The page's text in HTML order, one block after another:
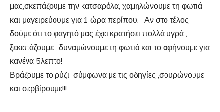
μας,σκεπάζουμε την κατσαρόλα, χαμηλώνουμε τη φωτιά
και μαγειρεύουμε για 1 ώρα περίπου. Αν στο τέλος
δούμε ότι το φαγητό μας έχει κρατήσει πολλά υγρά ,
ξεκεπάζουμε , δυναμώνουμε τη φωτιά και το αφήνουμε για
κανένα 5λεπτο!
Βράζουμε το ρύζι σύμφωνα με τις οδηγίες ,σουρώνουμε
και σερβίρουμε!!!